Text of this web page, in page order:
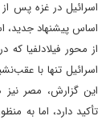
اسرائیل در غزه پس
اساس پیشنهاد جدید،
از محور فیلادلفیا که
اسرائیل تنها با
این گزارش، مصر نیز
تأکید دارد، اما به